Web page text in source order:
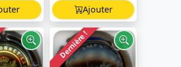
Ajouter
Dernière !